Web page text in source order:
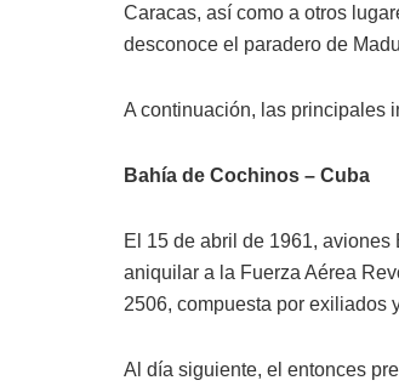
Caracas, así como a otros
desconoce el paradero de
A continuación, las principales
Bahía de Cochinos – Cuba
El 15 de abril de 1961,
aniquilar a la Fuerza Aérea
2506, compuesta por exiliados
Al día siguiente, el entonces